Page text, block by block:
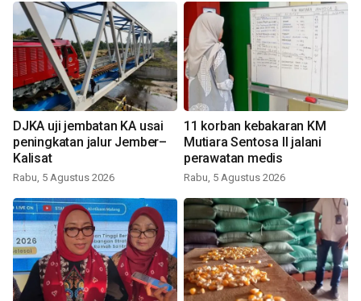
DJKA uji jembatan KA usai
peningkatan jalur Jember–
Kalisat
Rabu, 5 Agustus 2026
11 korban kebakaran KM
Mutiara Sentosa II jalani
perawatan medis
Rabu, 5 Agustus 2026